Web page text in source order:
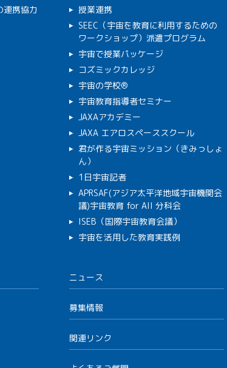
連携協力
授業連携
SEEC（宇宙を教育に利用するための
ワークショップ）派遣プログラム
宇宙で授業パッケージ
コズミックカレッジ
宇宙の学校®
宇宙教育指導者セミナー
JAXAアカデミー
JAXA エアロスペーススクール
君が作る宇宙ミッション（きみっしょ
ん）
1日宇宙記者
APRSAF(アジア太平洋地域宇宙機関会
議)宇宙教育 for All 分科会
ISEB（国際宇宙教育会議）
宇宙を活用した教育実践例
ニュース
募集情報
関連リンク